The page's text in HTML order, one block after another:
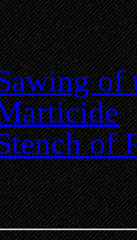
of
of